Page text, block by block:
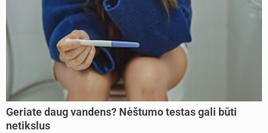
Geriate daug vandens? Nėštumo testas gali būti
netikslus